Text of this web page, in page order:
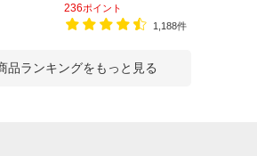
236ポイント
1,188件
品ランキングをもっと見る